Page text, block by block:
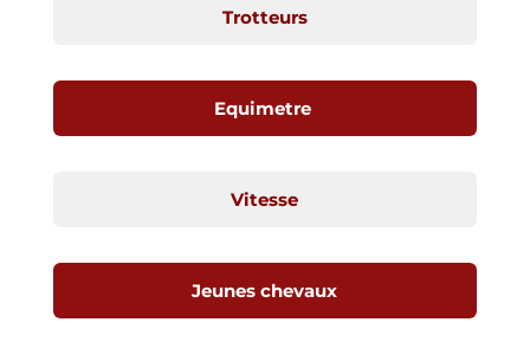
Trotteurs
Equimetre
Vitesse
Jeunes chevaux